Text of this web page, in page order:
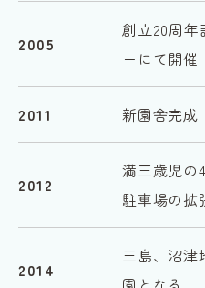
2005
創立20周年
ーにて開催
2011 新園舎完成
2012
満三歳児の
駐車場の拡
2014
三島、沼津